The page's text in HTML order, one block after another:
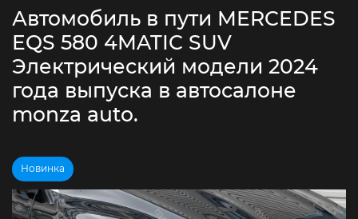
Автомобиль в пути MERCEDES
EQS 580 4MATIC SUV
Электрический модели 2024
года выпуска в автосалоне
monza auto.
Новинка